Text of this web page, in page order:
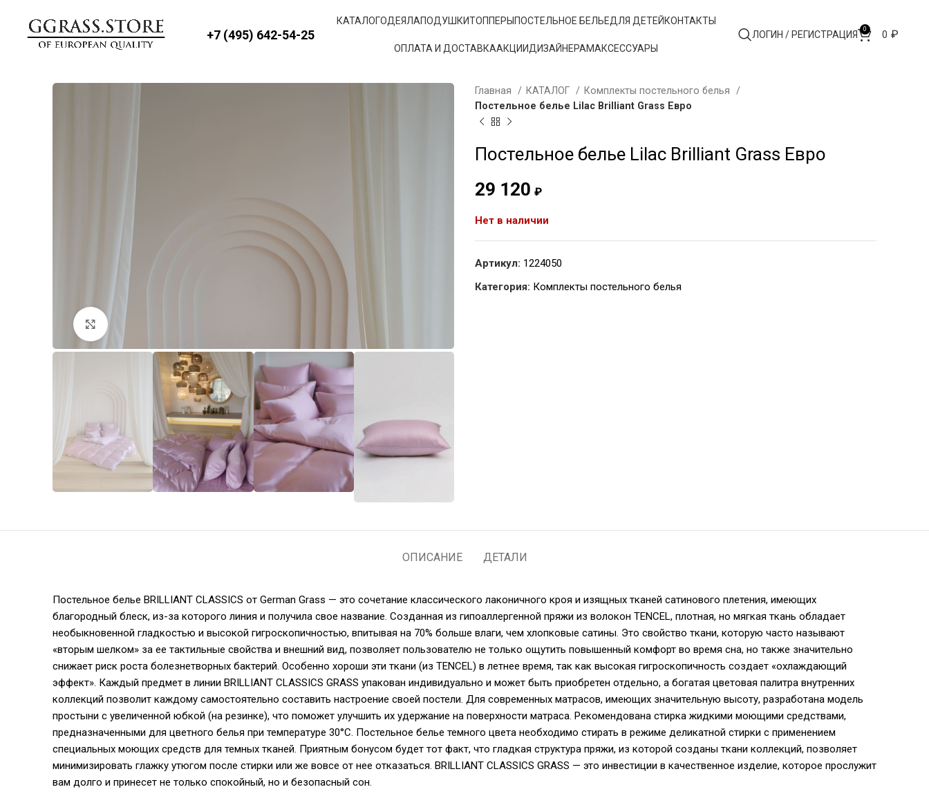
+7 (495) 642-54-25
КАТАЛОГОДЕЯЛАПОДУШКИТОППЕРЫ ПОСТЕЛЬНОЕ БЕЛЬЕДЛЯ ДЕТЕЙ КОНТАКТЫ
ОПЛАТА И ДОСТАВКААКЦИИДИЗАЙНЕРАМАКСЕССУАРЫ
ЛОГИН / РЕГИСТРАЦИЯ 0 0 ₽
Главная КАТАЛОГ
Комплекты постельного белья
Постельное белье Lilac Brilliant Grass Евро
Постельное белье Lilac Brilliant Grass Евро
29 120 ₽
Нет в наличии
Артикул: 1224050
Категория: Комплекты постельного белья
ОПИСАНИЕ ДЕТАЛИ
Постельное белье BRILLIANT CLASSICS от German Grass — это сочетание классического лаконичного кроя и изящных тканей сатинового плетения, имеющих
благородный блеск, из-за которого линия и получила свое название. Созданная из гипоаллергенной пряжи из волокон TENCEL, плотная, но мягкая ткань обладает
необыкновенной гладкостью и высокой гигроскопичностью, впитывая на 70% больше влаги, чем хлопковые сатины. Это свойство ткани, которую часто называют
«вторым шелком» за ее тактильные свойства и внешний вид, позволяет пользователю не только ощутить повышенный комфорт во время сна, но также значительно
снижает риск роста болезнетворных бактерий. Особенно хороши эти ткани (из TENCEL) в летнее время, так как высокая гигроскопичность создает «охлаждающий
эффект». Каждый предмет в линии BRILLIANT CLASSICS GRASS упакован индивидуально и может быть приобретен отдельно, а богатая цветовая палитра внутренних
коллекций позволит каждому самостоятельно составить настроение своей постели. Для современных матрасов, имеющих значительную высоту, разработана модель
простыни с увеличенной юбкой (на резинке), что поможет улучшить их удержание на поверхности матраса. Рекомендована стирка жидкими моющими средствами,
предназначенными для цветного белья при температуре 30°С. Постельное белье темного цвета необходимо стирать в режиме деликатной стирки с применением
специальных моющих средств для темных тканей. Приятным бонусом будет тот факт, что гладкая структура пряжи, из которой созданы ткани коллекций, позволяет
минимизировать глажку утюгом после стирки или же вовсе от нее отказаться. BRILLIANT CLASSICS GRASS — это инвестиции в качественное изделие, которое прослужит
вам долго и принесет не только спокойный, но и безопасный сон.